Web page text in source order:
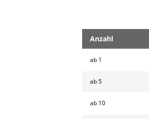
Anzahl
ab 1
ab5
ab 10